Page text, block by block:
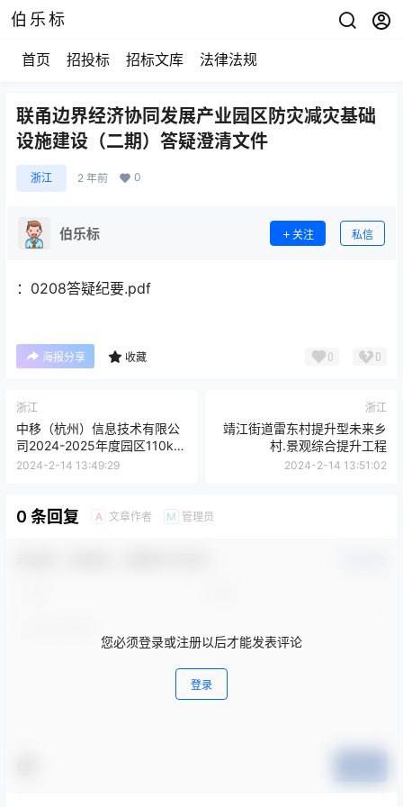
伯乐标
首页 招投标 招标文库 法律法规
联甬边界经济协同发展产业园区防灾减灾基础
设施建设（二期）答疑澄清文件
浙江 2 年前 0
伯乐标 关注 私信
：0208答疑纪要.pdf
海报分享 收藏 0 0
浙江
中移（杭州）信息技术有限公
司2024-2025年度园区110kV
变电站值班维护技术服务采购
2024-2-14 13:49:29
浙江
靖江街道雷东村提升型未来乡
村.景观综合提升工程
2024-2-14 13:51:02
0 条回复 A 文章作者 M 管理员
您必须登录或注册以后才能发表评论
登录